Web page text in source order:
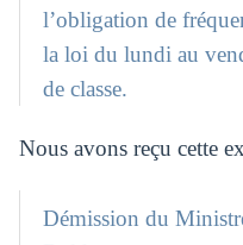
l’obligation de
la loi du lundi au
de classe.
Nous avons reçu cette
Démission du